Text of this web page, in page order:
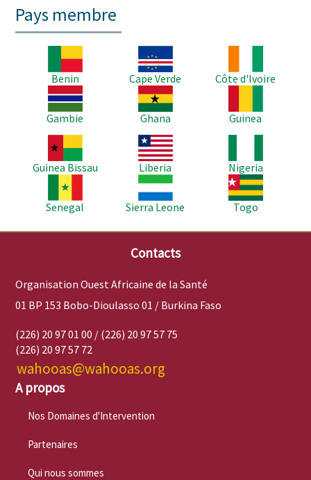
Pays membre
Benin
Image
Cape Verde
Côte d'Ivoire
Image
Gambie
Image
Ghana
Guinea
Image
Guinea Bissau
Image
Liberia
Nigeria
Senegal
Image
Sierra Leone
Image
Togo
Contacts
Organisation Ouest Africaine de la Santé
01 BP 153 Bobo-Dioulasso 01 / Burkina Faso
(226) 20 97 01 00 / (226) 20 97 57 75
(226) 20 97 57 72
wahooas@wahooas.org
A propos
Nos Domaines d'Intervention
Partenaires
Qui nous sommes